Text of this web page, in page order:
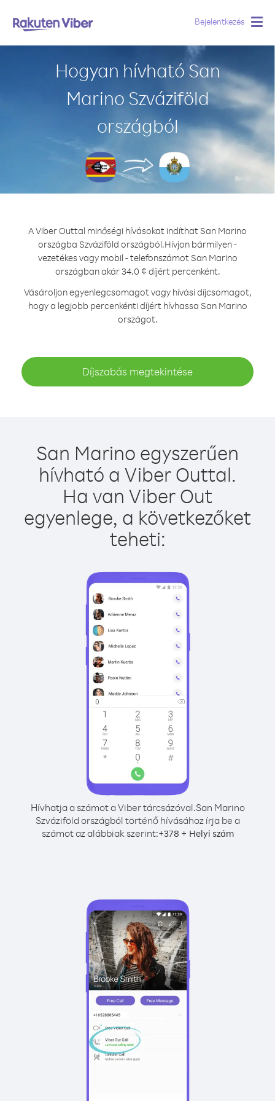
Bejelentkezés
Hogyan hívható San
Marino Szváziföld
országból
A Viber Outtal minőségi hívásokat indíthat San Marino
országba Szváziföld országból.Hívjon bármilyen -
vezetékes vagy mobil - telefonszámot San Marino
országban akár 34.0 ¢ díjért percenként.
Vásároljon egyenlegcsomagot vagy hívási díjcsomagot,
hogy a legjobb percenkénti díjért hívhassa San Marino
országot.
Díjszabás megtekintése
San Marino egyszerűen
hívható a Viber Outtal.
Ha van Viber Out
egyenlege, a következőket
teheti:
Hívhatja a számot a Viber tárcsázóval.San Marino
Szváziföld országból történő hívásához írja be a
számot az alábbiak szerint:+378 + Helyi szám